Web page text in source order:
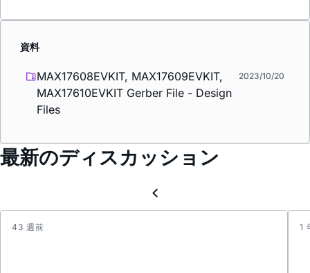
資料
MAX17608EVKIT, MAX17609EVKIT,
MAX17610EVKIT Gerber File - Design
Files
2023/10/20
最新のディスカッション
43 週前
Need1